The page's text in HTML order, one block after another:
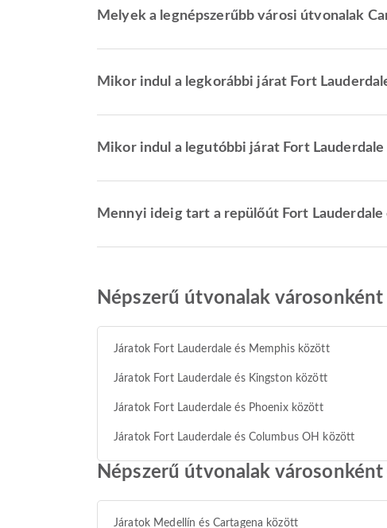
Melyek a legnépszerűbb városi útvonalak
Mikor indul a legkorábbi járat Fort
Mikor indul a legutóbbi járat Fort
Mennyi ideig tart a repülőút Fort Lauderdale
Népszerű útvonalak
Járatok Fort Lauderdale és Memphis között
Járatok Fort Lauderdale és Kingston között
Járatok Fort Lauderdale és Phoenix között
Járatok Fort Lauderdale és Columbus OH között
Népszerű útvonalak
Járatok Medellín és Cartagena között